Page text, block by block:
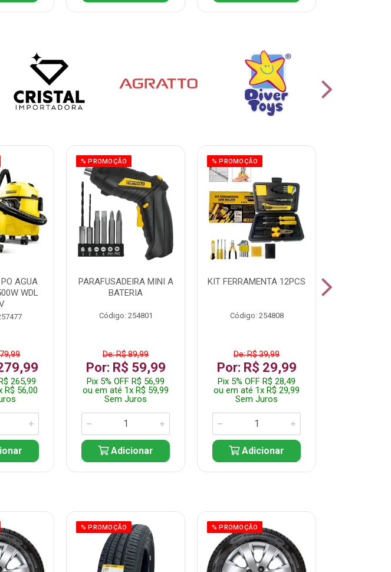
AGUA
WDL
265,99
R$ 56,00
% PROMOÇÃO
PARAFUSADEIRA MINI A
BATERIA
Código: 254801
De: R$ 89,99
Por: R$ 59,99
Pix 5% OFF R$ 56,99
ou em até 1x R$ 59,99
Sem Juros
Adicionar
% PROMOÇÃO
KIT FERRAMENTA 12PCS
Código: 254808
De: R$ 39,99
Por: R$ 29,99
Pix 5% OFF R$ 28,49
ou em até 1x R$ 29,99
Sem Juros
Adicionar
% PROMOÇÃO % PROMOÇÃO